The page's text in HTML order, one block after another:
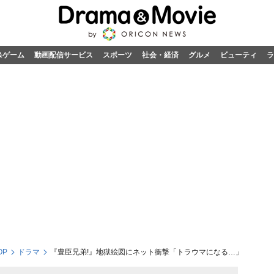
ゲーム 動画配信サービス スポーツ 社会・経済 グルメ ビューティ
ドラマ 『豊臣兄弟!』地獄絵図にネット衝撃「トラウマになる…」